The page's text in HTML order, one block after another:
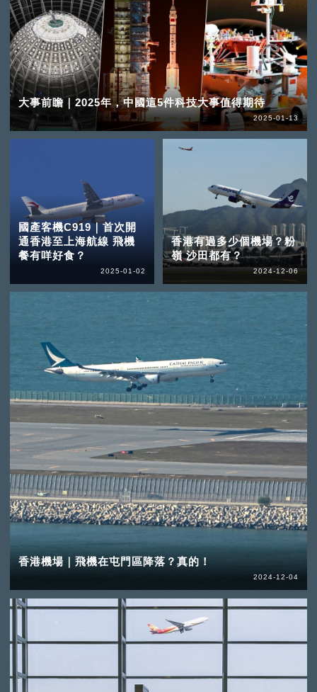
大事前瞻｜2025年，中國這5件科技大事值得期待
2025-01-13
國產客機C919｜首次開
通香港至上海航線 飛機
餐有咩好食？
2025-01-02
香港有過多少個機場？粉
嶺 沙田都有？
2024-12-06
香港機場｜飛機在屯門區降落？真的！
2024-12-04